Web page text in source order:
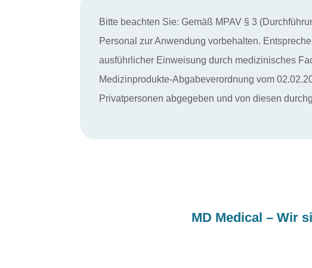
Bitte beachten Sie: Gemäß MPAV § 3
Personal zur Anwendung vorbehalten.
ausführlicher Einweisung durch medizinisches
Medizinprodukte-Abgabeverordnung vom
Privatpersonen abgegeben und von diesen
MD Medical – Wir